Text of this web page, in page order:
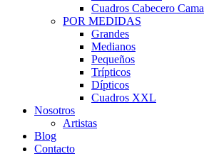
Cuadros Cabecero Cama
POR MEDIDAS
Grandes
Medianos
Pequeños
Trípticos
Dípticos
Cuadros XXL
Nosotros
Artistas
Blog
Contacto